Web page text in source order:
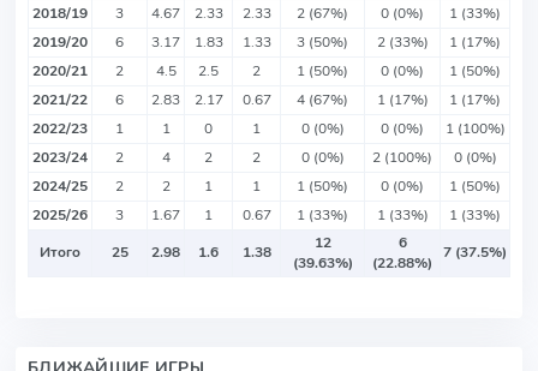
2018/19
3 4.67 2.33 2.33 2 (67%) 0 (0%)
1 (33%)
2019/20
6 3.17 1.83 1.33 3 (50%) 2 (33%)
1 (17%)
2020/21
2 4.5 2.5 2 1 (50%) 0 (0%)
1 (50%)
2021/22
6 2.83 2.17 0.67 4 (67%) 1 (17%)
1 (17%)
2022/23
1 1 0 1 0 (0%) 0 (0%)
1 (100%)
2023/24
2 4 2 2 0 (0%) 2 (100%)
0 (0%)
2024/25
2 2 1 1 1 (50%) 0 (0%)
1 (50%)
2025/26
3 1.67 1 0.67 1 (33%) 1 (33%)
1 (33%)
Итого
25 2.98 1.6 1.38
12
(39.63%)
6
(22.88%)
7 (37.5%)